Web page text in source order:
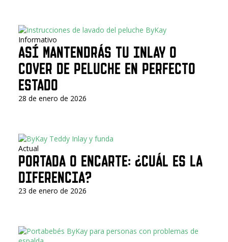
Informativo
ASÍ MANTENDRÁS TU INLAY O
COVER DE PELUCHE EN PERFECTO
ESTADO
28 de enero de 2026
Actual
PORTADA O ENCARTE: ¿CUÁL ES LA
DIFERENCIA?
23 de enero de 2026